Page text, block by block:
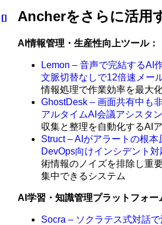
Ancherをさらに活用
AI情報管理・生産性向上ツール：
Lemon – 音声で完結するAI
文脈切替なしで12倍速メー
情報処理で作業効率を最大
GhostDesk – 画面共有中も
アルタイムAI会議アシスタ
収集と整理を自動化するAI
Struct – AIがアラートの根
DevOps向けインシデント
術情報のノイズを排除し重
集中できるシステム
AI学習・知識管理プラットフォー
Socra – ソクラテス式対話